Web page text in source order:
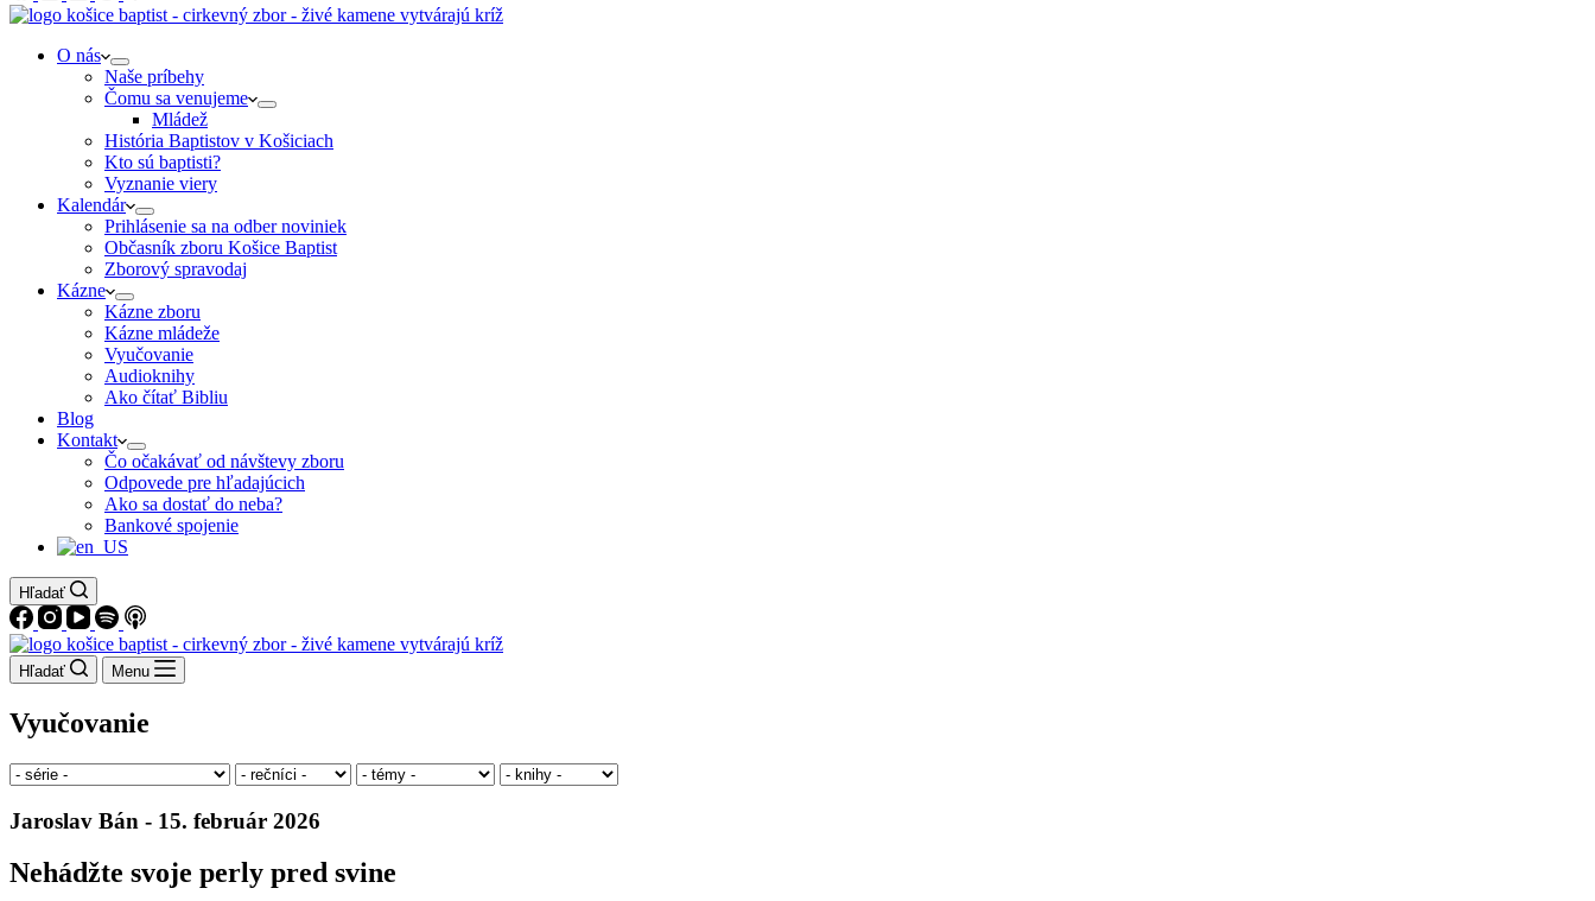
O nás
Naše príbehy
Čomu sa venujeme
Mládež
História Baptistov v Košiciach
Kto sú baptisti?
Vyznanie viery
Kalendár
Prihlásenie sa na odber noviniek
Občasník zboru Košice Baptist
Zborový spravodaj
Kázne
Kázne zboru
Kázne mládeže
Vyučovanie
Audioknihy
Ako čítať Bibliu
Blog
Kontakt
Čo očakávať od návštevy zboru
Odpovede pre hľadajúcich
Ako sa dostať do neba?
Bankové spojenie
Hľadať
Hľadať Menu
Vyučovanie
Jaroslav Bán - 15. február 2026
Nehádžte svoje perly pred svine